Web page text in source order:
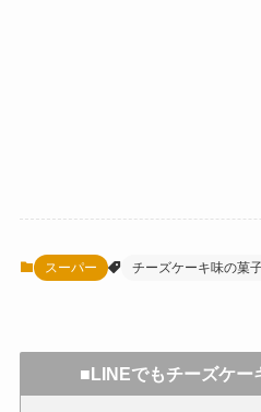
スーパー チーズケーキ味の菓
■LINEでもチーズケー